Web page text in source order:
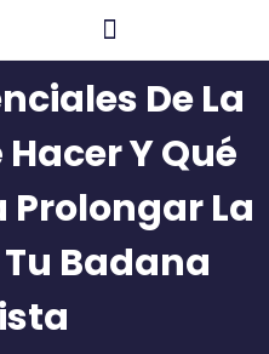
De La
Y Qué
Prolongar La
Badana